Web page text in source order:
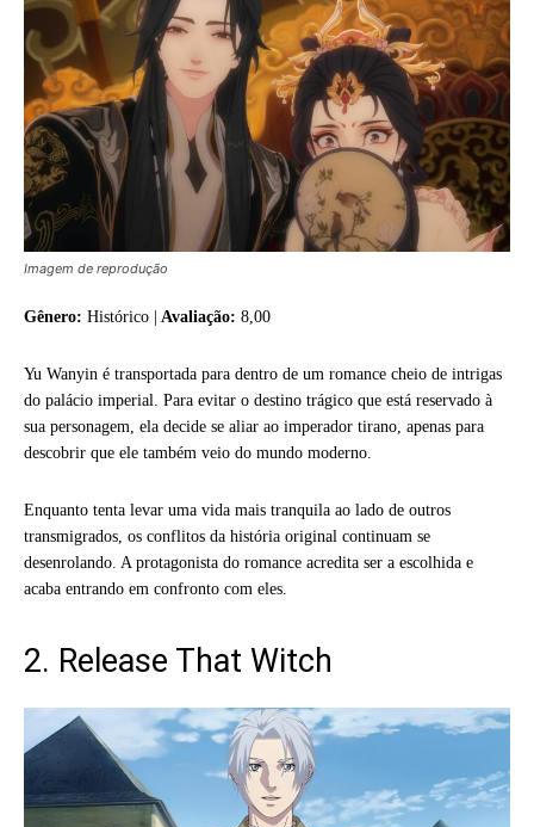
Imagem de reprodução
Gênero: Histórico | Avaliação: 8,00
Yu Wanyin é transportada para dentro de um romance cheio de intrigas
do palácio imperial. Para evitar o destino trágico que está reservado à
sua personagem, ela decide se aliar ao imperador tirano, apenas para
descobrir que ele também veio do mundo moderno.
Enquanto tenta levar uma vida mais tranquila ao lado de outros
transmigrados, os conflitos da história original continuam se
desenrolando. A protagonista do romance acredita ser a escolhida e
acaba entrando em confronto com eles.
2. Release That Witch